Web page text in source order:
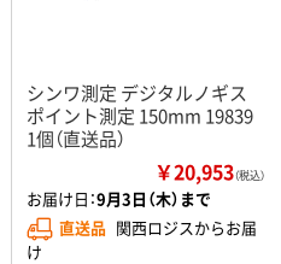
シンワ測定 デジタルノギス
ポイント測定 150mm 19839
1個（直送品）
￥20,953（税込）
お届け日：9月3日（木）まで
直送品 関西ロジスからお届
け